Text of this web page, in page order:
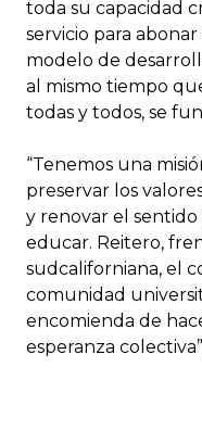
toda su capacidad
servicio para
modelo de
al mismo tiempo
todas y todos, se
“Tenemos una
preservar los
y renovar el
educar. Reitero,
sudcaliforniana, el
comunidad
encomienda de
esperanza